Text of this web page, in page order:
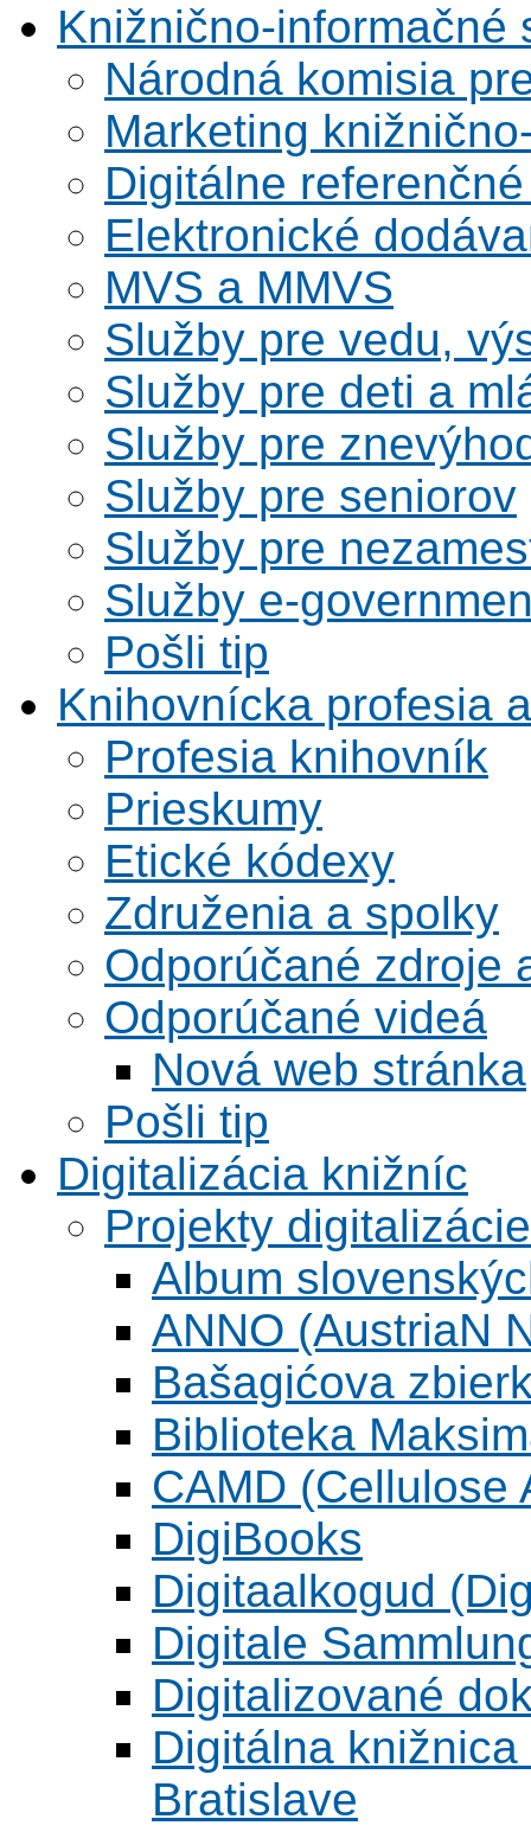
Knižnično-informačné
Národná komisia
Marketing
Digitálne
Elektronické
MVS a MMVS
Služby pre vedu,
Služby pre deti a
Služby pre
Služby pre seniorov
Služby pre
Služby e-
Pošli tip
Knihovnícka profesia
Profesia knihovník
Prieskumy
Etické kódexy
Združenia a spolky
Odporúčané zdroje
Odporúčané videá
Nová web stránka
Pošli tip
Digitalizácia knižníc
Projekty digitalizácie
Album
ANNO (AustriaN
Bašagićova
Biblioteka
CAMD (Cellulose
DigiBooks
Digitaalkogud
Digitale
Digitalizované
Digitálna
Bratislave